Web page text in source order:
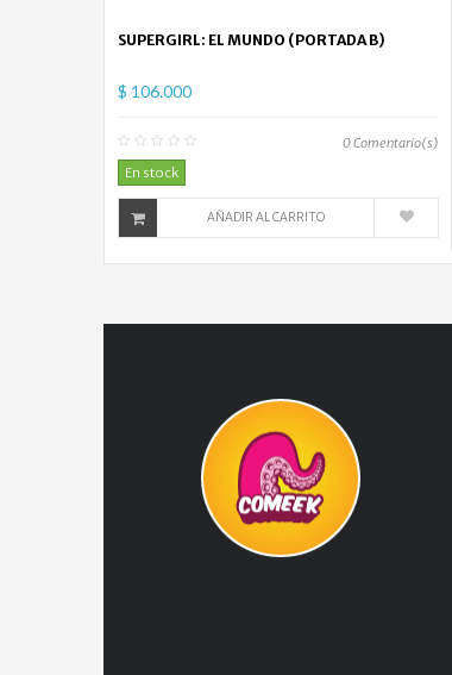
SUPERGIRL: EL MUNDO (PORTADA B)
$ 106.000
0Comentario(s)
En stock
AÑADIR AL CARRITO